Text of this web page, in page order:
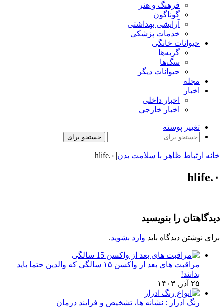
فرهنگ و هنر
گوناگون
آرایشی بهداشتی
خدمات پزشکی
حیوانات خانگی
گربه‌ها
سگ‌ها
حیوانات دیگر
مجله
اخبار
اخبار داخلی
اخبار خارجی
تغییر پوسته
جستجو برای
خانه| ارتباط ظاهر با سلامت بدن| hlife.۰
hlife.۰
دیدگاهتان را بنویسید
برای نوشتن دیدگاه باید وارد بشوید.
مراقبت های بعد از واکسن ۱۵ سالگی که والدین حتما باید
بدانند!
۲۵ آذر, ۱۴۰۳
رنگ ادرار : نشانه ها، تشخیص و فرایند درمان